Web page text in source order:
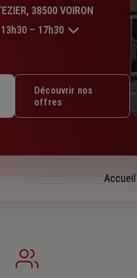
38500 VOIRON
Ouvert 09h – 12h / 13h30 – 17h30
– 17h30
/ 13h30 – 17h30
– 17h30
Découvrir nos
offres
Accueil